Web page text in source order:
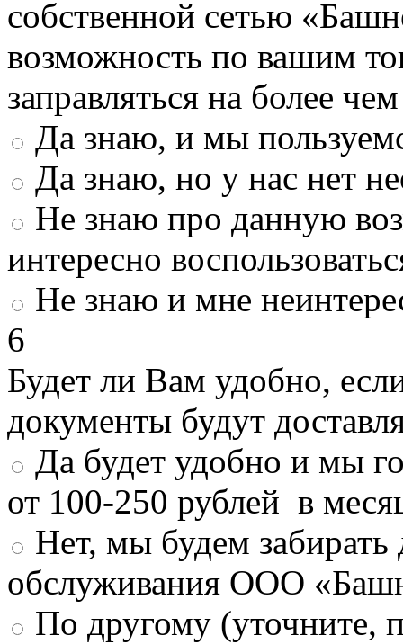
собственной сетью
возможность по вашим
заправляться на более
Да знаю, и мы
Да знаю, но у нас нет
Не знаю про данную
интересно
Не знаю и мне
6
Будет ли Вам удобно,
документы будут
Да будет удобно и мы
от 100-250 рублей в
Нет, мы будем
обслуживания ООО
По другому (уточните,